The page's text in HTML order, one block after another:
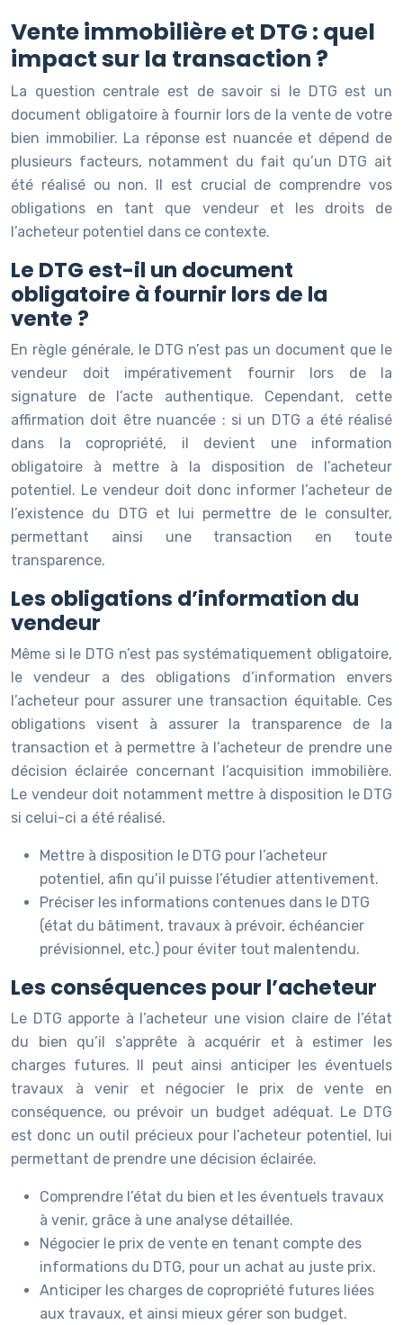
Vente immobilière et DTG : quel
impact sur la transaction ?
La question centrale est de savoir si le DTG est un
document obligatoire à fournir lors de la vente de votre
bien immobilier. La réponse est nuancée et dépend de
plusieurs facteurs, notamment du fait qu’un DTG ait
été réalisé ou non. Il est crucial de comprendre vos
obligations en tant que vendeur et les droits de
l’acheteur potentiel dans ce contexte.
Le DTG est-il un document
obligatoire à fournir lors de la
vente ?
En règle générale, le DTG n’est pas un document que le
vendeur doit impérativement fournir lors de la
signature de l’acte authentique. Cependant, cette
affirmation doit être nuancée : si un DTG a été réalisé
dans la copropriété, il devient une information
obligatoire à mettre à la disposition de l’acheteur
potentiel. Le vendeur doit donc informer l’acheteur de
l’existence du DTG et lui permettre de le consulter,
permettant ainsi une transaction en toute
transparence.
Les obligations d’information du
vendeur
Même si le DTG n’est pas systématiquement obligatoire,
le vendeur a des obligations d’information envers
l’acheteur pour assurer une transaction équitable. Ces
obligations visent à assurer la transparence de la
transaction et à permettre à l’acheteur de prendre une
décision éclairée concernant l’acquisition immobilière.
Le vendeur doit notamment mettre à disposition le DTG
si celui-ci a été réalisé.
Mettre à disposition le DTG pour l’acheteur
potentiel, afin qu’il puisse l’étudier attentivement.
Préciser les informations contenues dans le DTG
(état du bâtiment, travaux à prévoir, échéancier
prévisionnel, etc.) pour éviter tout malentendu.
Les conséquences pour l’acheteur
Le DTG apporte à l’acheteur une vision claire de l’état
du bien qu’il s’apprête à acquérir et à estimer les
charges futures. Il peut ainsi anticiper les éventuels
travaux à venir et négocier le prix de vente en
conséquence, ou prévoir un budget adéquat. Le DTG
est donc un outil précieux pour l’acheteur potentiel, lui
permettant de prendre une décision éclairée.
Comprendre l’état du bien et les éventuels travaux
à venir, grâce à une analyse détaillée.
Négocier le prix de vente en tenant compte des
informations du DTG, pour un achat au juste prix.
Anticiper les charges de copropriété futures liées
aux travaux, et ainsi mieux gérer son budget.